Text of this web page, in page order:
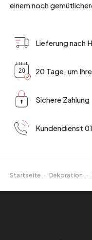
einem noch
Lieferung nach
20 Tage, um
Sichere Zahlung
Kundendienst
Startseite · Dekoration ·